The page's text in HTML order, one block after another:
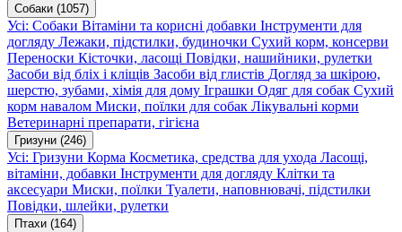
Собаки (1057)
Усі: Собаки Вітаміни та корисні добавки Інструменти для
догляду Лежаки, підстилки, будиночки Сухий корм, консерви
Переноски Кісточки, ласощі Повідки, нашийники, рулетки
Засоби від бліх і кліщів Засоби від глистів Догляд за шкірою,
шерстю, зубами, хімія для дому Іграшки Одяг для собак Сухий
корм навалом Миски, поїлки для собак Лікувальні корми
Ветеринарні препарати, гігієна
Гризуни (246)
Усі: Гризуни Корма Косметика, средства для ухода Ласощі,
вітаміни, добавки Інструменти для догляду Клітки та
аксесуари Миски, поїлки Туалети, наповнювачі, підстилки
Повідки, шлейки, рулетки
Птахи (164)